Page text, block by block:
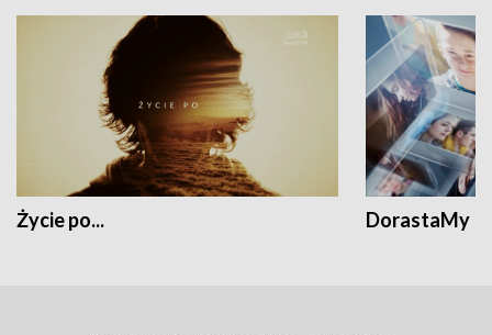
Życie po... DorastaMy